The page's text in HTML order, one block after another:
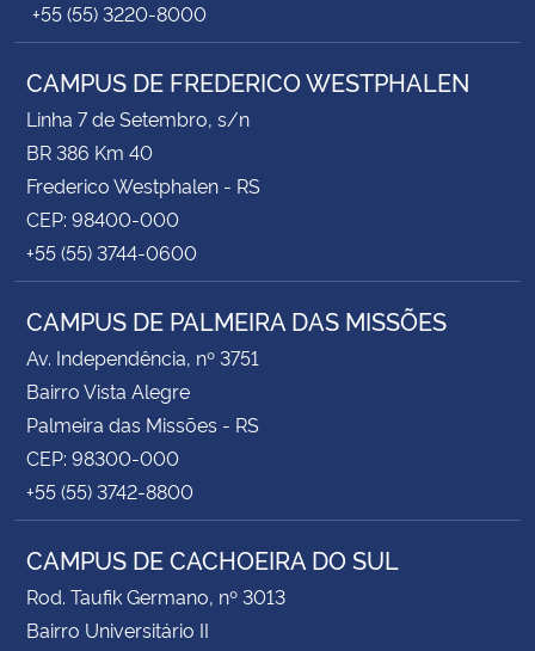
+55 (55) 3220-8000
CAMPUS DE FREDERICO WESTPHALEN
Linha 7 de Setembro, s/n
BR 386 Km 40
Frederico Westphalen - RS
CEP: 98400-000
+55 (55) 3744-0600
CAMPUS DE PALMEIRA DAS MISSÕES
Av. Independência, nº 3751
Bairro Vista Alegre
Palmeira das Missões - RS
CEP: 98300-000
+55 (55) 3742-8800
CAMPUS DE CACHOEIRA DO SUL
Rod. Taufik Germano, nº 3013
Bairro Universitário II